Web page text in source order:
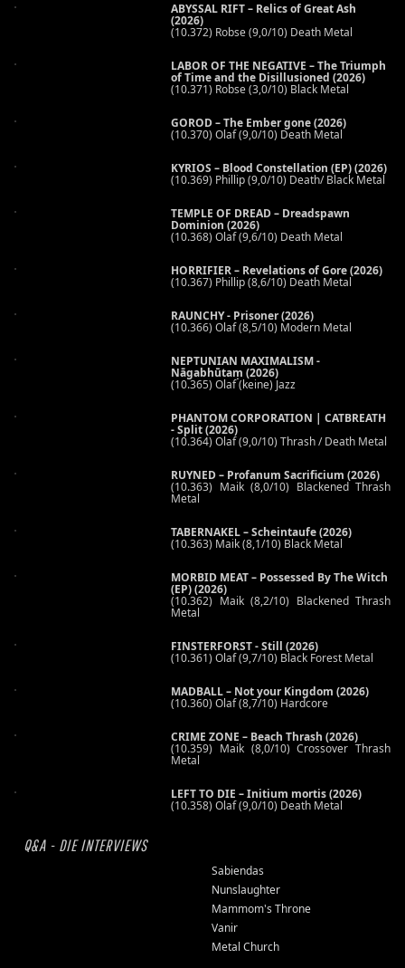
ABYSSAL RIFT – Relics of Great Ash
(2026)
(10.372) Robse (9,0/10) Death Metal
LABOR OF THE NEGATIVE – The Triumph
of Time and the Disillusioned (2026)
(10.371) Robse (3,0/10) Black Metal
GOROD – The Ember gone (2026)
(10.370) Olaf (9,0/10) Death Metal
KYRIOS – Blood Constellation (EP) (2026)
(10.369) Phillip (9,0/10) Death/ Black Metal
TEMPLE OF DREAD – Dreadspawn
Dominion (2026)
(10.368) Olaf (9,6/10) Death Metal
HORRIFIER – Revelations of Gore (2026)
(10.367) Phillip (8,6/10) Death Metal
RAUNCHY - Prisoner (2026)
(10.366) Olaf (8,5/10) Modern Metal
NEPTUNIAN MAXIMALISM -
Nāgabhūtaṃ (2026)
(10.365) Olaf (keine) Jazz
PHANTOM CORPORATION | CATBREATH
- Split (2026)
(10.364) Olaf (9,0/10) Thrash / Death Metal
RUYNED – Profanum Sacrificium (2026)
(10.363) Maik (8,0/10) Blackened Thrash
Metal
TABERNAKEL – Scheintaufe (2026)
(10.363) Maik (8,1/10) Black Metal
MORBID MEAT – Possessed By The Witch
(EP) (2026)
(10.362) Maik (8,2/10) Blackened Thrash
Metal
FINSTERFORST - Still (2026)
(10.361) Olaf (9,7/10) Black Forest Metal
MADBALL – Not your Kingdom (2026)
(10.360) Olaf (8,7/10) Hardcore
CRIME ZONE – Beach Thrash (2026)
(10.359) Maik (8,0/10) Crossover Thrash
Metal
LEFT TO DIE – Initium mortis (2026)
(10.358) Olaf (9,0/10) Death Metal
Q&A - DIE INTERVIEWS
Sabiendas
Nunslaughter
Mammom's Throne
Vanir
Metal Church